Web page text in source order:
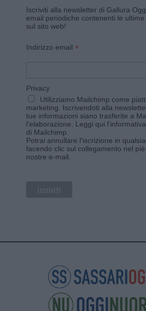
Iscriviti alla newsletter di Gallura
email periodiche contenenti le
sul sito web!
Indirizzo email *
Privacy
Utilizziamo Mailchimp come
marketing. Iscrivendoti alla
tue informazioni siano trasferite a
l'elaborazione. Leggi qui
di Mailchimp
Potrai annullare l'iscrizione in
facendo clic sul collegamento nel
nostre e-mail.